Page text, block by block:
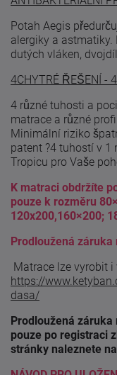
Potah Aegis
alergiky a
dutých vláken,
4CHYTRÉ ŘEŠENÍ -
4 různé tuhosti a
matrace a různé
Minimální riziko
patent ?4 tuhostí v 1
Tropicu pro Vaše
K matraci obdržíte
pouze k rozměru
120x200,160×200;
Prodloužená
Matrace lze vyrobit i
https://
dasa/
Prodloužená
pouze po registraci
stránky naleznete